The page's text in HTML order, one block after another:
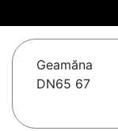
Geamăna
DN65 67